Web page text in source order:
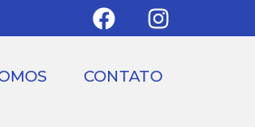
CONTATO